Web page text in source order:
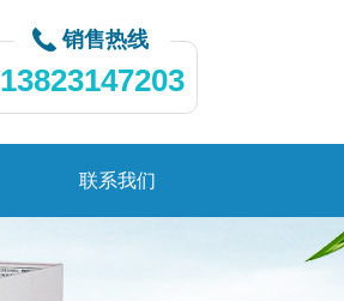
销售热线
13823147203
联系我们